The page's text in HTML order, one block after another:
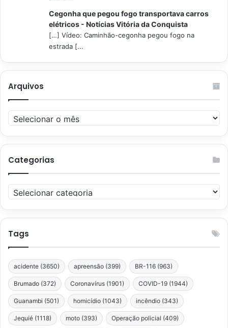
Cegonha que pegou fogo transportava carros
elétricos - Notícias Vitória da Conquista
[…] Vídeo: Caminhão-cegonha pegou fogo na
estrada [...
Arquivos
Arquivos
Categorias
Categorias
Tags
acidente (3650) apreensão (399) BR-116 (963)
Brumado (372) Coronavírus (1901) COVID-19 (1944)
Guanambi (501) homicídio (1043) incêndio (343)
Jequié (1118) moto (393) Operação policial (409)